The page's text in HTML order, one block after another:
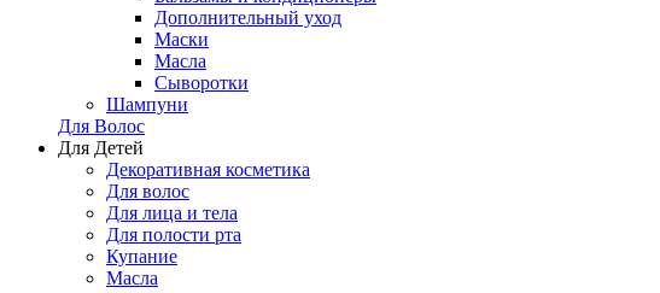
Дополнительный уход
Маски
Масла
Сыворотки
Шампуни
Для Волос
Для Детей
Декоративная косметика
Для волос
Для лица и тела
Для полости рта
Купание
Масла